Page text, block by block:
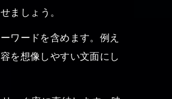
ましょう。
ワードを含めます。例え
を想像しやすい文面にし